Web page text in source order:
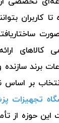
کاربران
کالاهای
برند
بر اساس
تجهیزات
حوزه از